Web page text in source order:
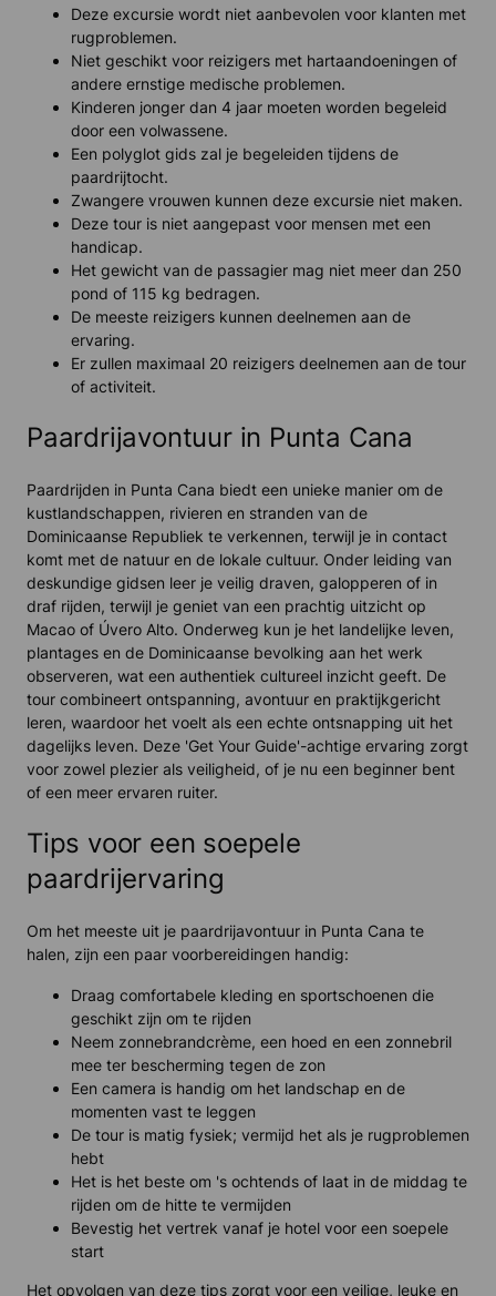
Deze excursie wordt niet aanbevolen voor klanten met
rugproblemen.
Niet geschikt voor reizigers met hartaandoeningen of
andere ernstige medische problemen.
Kinderen jonger dan 4 jaar moeten worden begeleid
door een volwassene.
Een polyglot gids zal je begeleiden tijdens de
paardrijtocht.
Zwangere vrouwen kunnen deze excursie niet maken.
Deze tour is niet aangepast voor mensen met een
handicap.
Het gewicht van de passagier mag niet meer dan 250
pond of 115 kg bedragen.
De meeste reizigers kunnen deelnemen aan de
ervaring.
Er zullen maximaal 20 reizigers deelnemen aan de tour
of activiteit.
Paardrijavontuur in Punta Cana
Paardrijden in Punta Cana biedt een unieke manier om de
kustlandschappen, rivieren en stranden van de
Dominicaanse Republiek te verkennen, terwijl je in contact
komt met de natuur en de lokale cultuur. Onder leiding van
deskundige gidsen leer je veilig draven, galopperen of in
draf rijden, terwijl je geniet van een prachtig uitzicht op
Macao of Úvero Alto. Onderweg kun je het landelijke leven,
plantages en de Dominicaanse bevolking aan het werk
observeren, wat een authentiek cultureel inzicht geeft. De
tour combineert ontspanning, avontuur en praktijkgericht
leren, waardoor het voelt als een echte ontsnapping uit het
dagelijks leven. Deze 'Get Your Guide'-achtige ervaring zorgt
voor zowel plezier als veiligheid, of je nu een beginner bent
of een meer ervaren ruiter.
Tips voor een soepele
paardrijervaring
Om het meeste uit je paardrijavontuur in Punta Cana te
halen, zijn een paar voorbereidingen handig:
Draag comfortabele kleding en sportschoenen die
geschikt zijn om te rijden
Neem zonnebrandcrème, een hoed en een zonnebril
mee ter bescherming tegen de zon
Een camera is handig om het landschap en de
momenten vast te leggen
De tour is matig fysiek; vermijd het als je rugproblemen
hebt
Het is het beste om 's ochtends of laat in de middag te
rijden om de hitte te vermijden
Bevestig het vertrek vanaf je hotel voor een soepele
start
Het opvolgen van deze tips zorgt voor een veilige, leuke en